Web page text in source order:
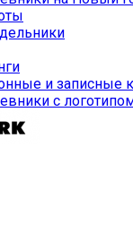
и записные
с